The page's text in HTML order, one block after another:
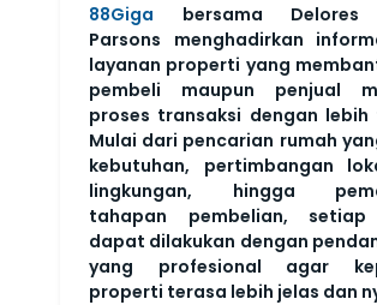
88Giga bersama Delores
Parsons menghadirkan
layanan properti yang
pembeli maupun penjual
proses transaksi dengan lebih
Mulai dari pencarian rumah
kebutuhan, pertimbangan
lingkungan, hingga
tahapan pembelian, setiap
dapat dilakukan dengan
yang profesional agar
properti terasa lebih jelas dan